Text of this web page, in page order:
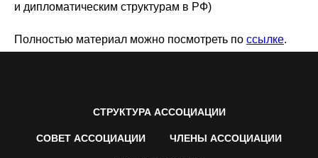
и дипломатическим структурам в РФ)
Полностью материал можно посмотреть по ссылке.
СТРУКТУРА АССОЦИАЦИИ
СОВЕТ АССОЦИАЦИИ ЧЛЕНЫ АССОЦИАЦИИ